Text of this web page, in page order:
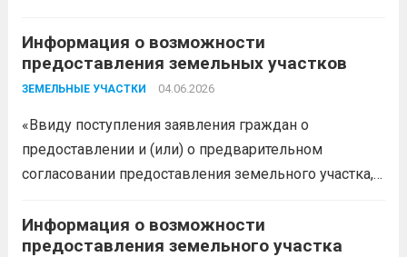
Белореченский муниципальный район
Краснодарского края в соответствии с пп. 1 п. 1 ст.
39.18 ЗК РФ информирует о возможности
Информация о возможности
предоставления земельных участков
ЗЕМЕЛЬНЫЕ УЧАСТКИ 04.06.2026
«Ввиду поступления заявления граждан о
предоставлении и (или) о предварительном
согласовании предоставления земельного участка,
Белореченский муниципальный район
Краснодарского края в соответствии с пп. 1 п. 1 ст.
Информация о возможности
предоставления земельного участка